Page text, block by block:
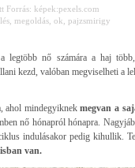
Forrás: képek:pexels.com
megoldás ok pajzsmirigy
legtöbb nő számára a haj
kezd, valóban megviselheti a
ahol mindegyiknekmegvan a
nő hónapról hónapra.
indulásakor pedig kihullik.
van.